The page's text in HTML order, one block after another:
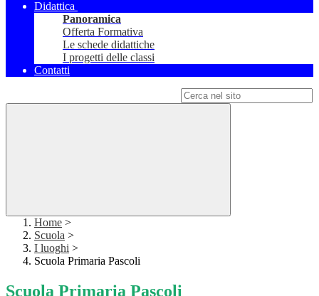
Didattica
Panoramica
Offerta Formativa
Le schede didattiche
I progetti delle classi
Contatti
Home >
Scuola >
I luoghi >
Scuola Primaria Pascoli
Scuola Primaria Pascoli